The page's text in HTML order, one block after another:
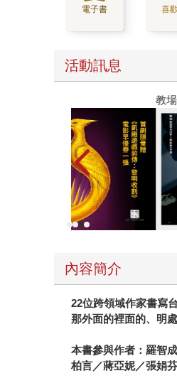
電子書 喜
活動訊息
內容簡介
22位跨領域作家書寫
那外面的裡面的、明
本書參與作者：羅智
柏言／蔣亞妮／張娟